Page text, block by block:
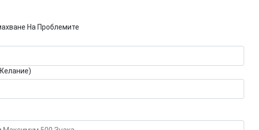
На Проблемите